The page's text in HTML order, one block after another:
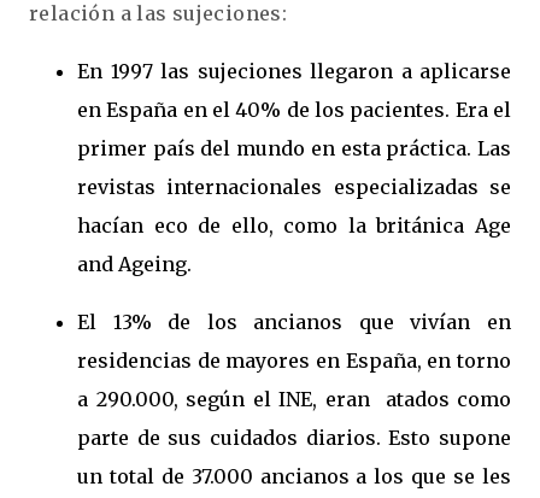
relación a las sujeciones:
En 1997 las sujeciones llegaron a aplicarse
en España en el 40% de los pacientes. Era el
primer país del mundo en esta práctica. Las
revistas internacionales especializadas se
hacían eco de ello, como la británica Age
and Ageing.
El 13% de los ancianos que vivían en
residencias de mayores en España, en torno
a 290.000, según el INE, eran atados como
parte de sus cuidados diarios. Esto supone
un total de 37.000 ancianos a los que se les